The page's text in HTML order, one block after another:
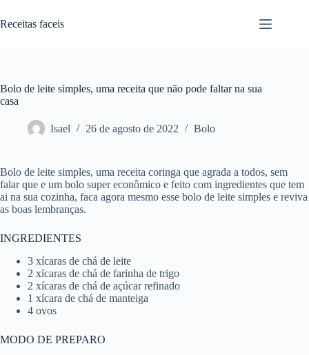
para
o
Receitas faceis
Bolo de leite simples, uma receita que não pode faltar na sua
casa
Isael 26 de agosto de 2022 Bolo
Bolo de leite simples, uma receita coringa que agrada a todos, sem
falar que e um bolo super econômico e feito com ingredientes que tem
ai na sua cozinha, faca agora mesmo esse bolo de leite simples e reviva
as boas lembranças.
INGREDIENTES
3 xícaras de chá de leite
2 xícaras de chá de farinha de trigo
2 xícaras de chá de açúcar refinado
1 xícara de chá de manteiga
4 ovos
MODO DE PREPARO